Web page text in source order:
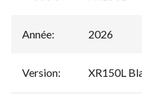
Année: 2026
Version: XR150L